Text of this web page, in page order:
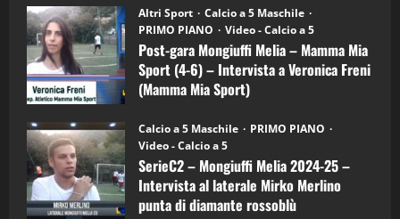
Post-
gara
Mongiuffi
Melia
–
Mamma
Mia
Sport
6)
–
Intervista
a
mister
Arturo
Carciotto
(Mongiuffi
Altri Sport
Calcio a 5 Maschile
PRIMO PIANO
Video - Calcio a 5
Post-gara Mongiuffi Melia – Mamma Mia
Sport (4-6) – Intervista a Veronica Freni
(Mamma Mia Sport)
Calcio a 5 Maschile
PRIMO PIANO
Video - Calcio a 5
SerieC2 – Mongiuffi Melia 2024-25 –
Intervista al laterale Mirko Merlino
punta di diamante rossoblù
4
“SportEmpire” in Podcast: 27^ Puntata
(Martedi 14 Aprile 2026)
15/04/2026
5
“SportEmpire” in Podcast: 26^ Puntata
(Martedi 07 Aprile 2026)
08/04/2026